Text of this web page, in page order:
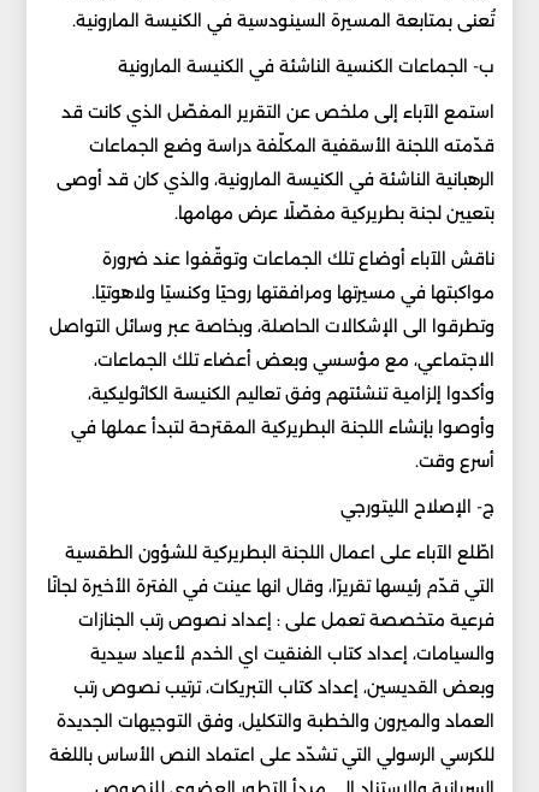
تُعنى بمتابعة المسيرة السينودسية في الكنيسة المارونية.
ب- الجماعات الكنسية الناشئة في الكنيسة المارونية
استمع الآباء إلى ملخص عن التقرير المفصّل الذي كانت قد
قدّمته اللجنة الأسقفية المكلّفة دراسة وضع الجماعات
الرهبانية الناشئة في الكنيسة المارونية، والذي كان قد أوصى
بتعيين لجنة بطريركية مفصّلًا عرض مهامها.
ناقش الآباء أوضاع تلك الجماعات وتوقّفوا عند ضرورة
مواكبتها في مسيرتها ومرافقتها روحيًا وكنسيًا ولاهوتيًا.
وتطرقوا الى الإشكالات الحاصلة، وبخاصة عبر وسائل التواصل
الاجتماعي، مع مؤسسي وبعض أعضاء تلك الجماعات،
وأكدوا إلزامية تنشئتهم وفق تعاليم الكنيسة الكاثوليكية،
وأوصوا بإنشاء اللجنة البطريركية المقترحة لتبدأ عملها في
أسرع وقت.
ج- الإصلاح الليتورجي
اطّلع الآباء على اعمال اللجنة البطريركية للشؤون الطقسية
التي قدّم رئيسها تقريرًا، وقال انها عينت في الفترة الأخيرة لجانًا
فرعية متخصصة تعمل على : إعداد نصوص رتب الجنازات
والسيامات، إعداد كتاب الفنقيت اي الخدم لأعياد سيدية
وبعض القديسين، إعداد كتاب التبريكات، ترتيب نصوص رتب
العماد والميرون والخطبة والتكليل، وفق التوجيهات الجديدة
للكرسي الرسولي التي تشدّد على اعتماد النص الأساس باللغة